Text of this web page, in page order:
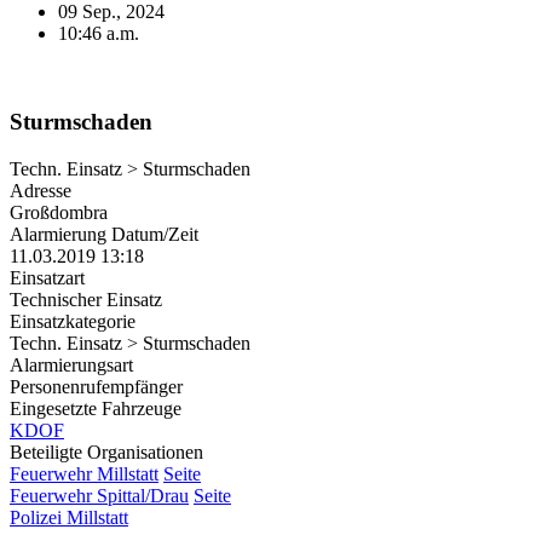
09 Sep., 2024
10:46 a.m.
Sturmschaden
Techn. Einsatz > Sturmschaden
Adresse
Großdombra
Alarmierung Datum/Zeit
11.03.2019 13:18
Einsatzart
Technischer Einsatz
Einsatzkategorie
Techn. Einsatz > Sturmschaden
Alarmierungsart
Personenrufempfänger
Eingesetzte Fahrzeuge
KDOF
Beteiligte Organisationen
Feuerwehr Millstatt Seite
Feuerwehr Spittal/Drau Seite
Polizei Millstatt